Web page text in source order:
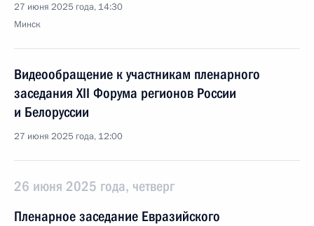
27 июня 2025 года, 14:30
Минск
Видеообращение к участникам пленарного
заседания XII Форума регионов России
и Белоруссии
27 июня 2025 года, 12:00
26 июня 2025 года, четверг
Пленарное заседание Евразийского